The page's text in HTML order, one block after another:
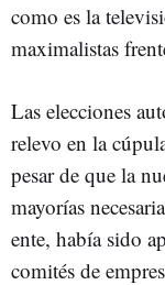
como es la
maximalistas
Las elecciones
relevo en la
pesar de que la
mayorías
ente, había sido
comités de